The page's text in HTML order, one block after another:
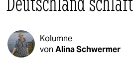
politik
öko
gesellschaft
Kolumne
von Alina Schwermer